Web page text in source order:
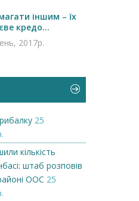
іншим – їх
кредо...
2017р.
25
кількість
штаб розповів
ООС 25